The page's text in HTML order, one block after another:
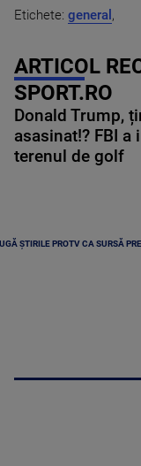
Etichete: general ,
ARTICOL
SPORT.RO
Donald Trump,
asasinat!? FBI
terenul de golf
ȘTIRILE PROTV CA SURSĂ